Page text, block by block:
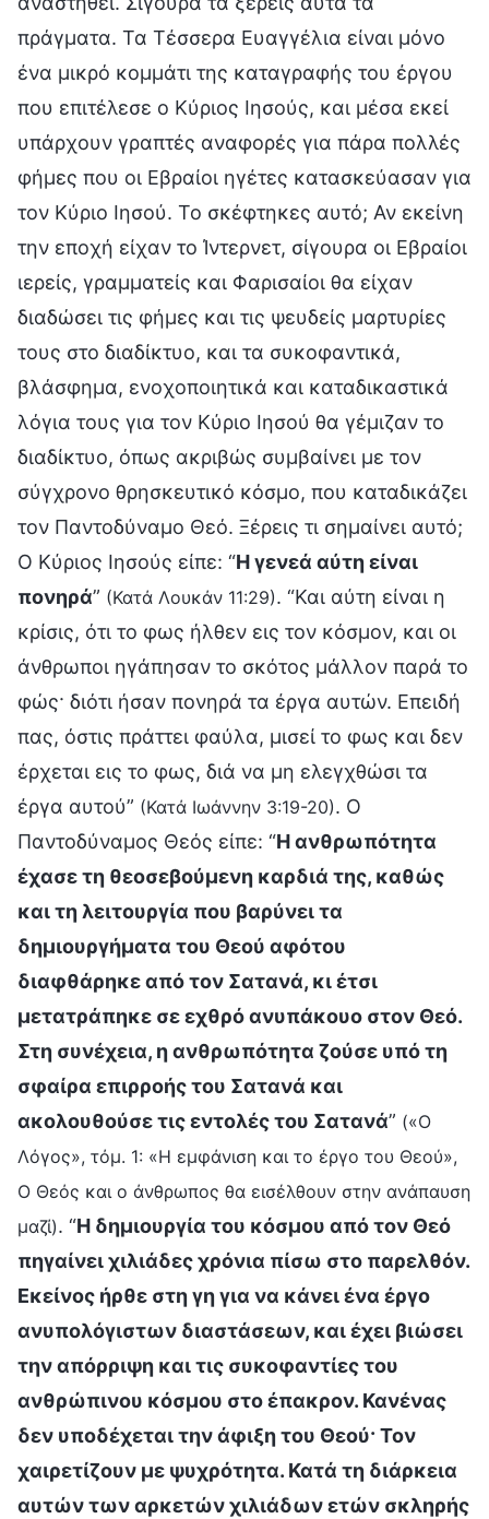
πράγματα. Τα Τέσσερα Ευαγγέλια είναι μόνο
ένα μικρό κομμάτι της καταγραφής του έργου
που επιτέλεσε ο Κύριος Ιησούς, και μέσα εκεί
υπάρχουν γραπτές αναφορές για πάρα πολλές
φήμες που οι Εβραίοι ηγέτες κατασκεύασαν για
τον Κύριο Ιησού. Το σκέφτηκες αυτό; Αν εκείνη
την εποχή είχαν το Ίντερνετ, σίγουρα οι Εβραίοι
ιερείς, γραμματείς και Φαρισαίοι θα είχαν
διαδώσει τις φήμες και τις ψευδείς μαρτυρίες
τους στο διαδίκτυο, και τα συκοφαντικά,
βλάσφημα, ενοχοποιητικά και καταδικαστικά
λόγια τους για τον Κύριο Ιησού θα γέμιζαν το
διαδίκτυο, όπως ακριβώς συμβαίνει με τον
σύγχρονο θρησκευτικό κόσμο, που καταδικάζει
τον Παντοδύναμο Θεό. Ξέρεις τι σημαίνει αυτό;
Ο Κύριος Ιησούς είπε: “Η γενεά αύτη είναι
πονηρά” (Κατά Λουκάν 11:29). “Και αύτη είναι η
κρίσις, ότι το φως ήλθεν εις τον κόσμον, και οι
άνθρωποι ηγάπησαν το σκότος μάλλον παρά το
φώς· διότι ήσαν πονηρά τα έργα αυτών. Επειδή
πας, όστις πράττει φαύλα, μισεί το φως και δεν
έρχεται εις το φως, διά να μη ελεγχθώσι τα
έργα αυτού” (Κατά Ιωάννην 3:19-20). Ο
Παντοδύναμος Θεός είπε: “Η ανθρωπότητα
έχασε τη θεοσεβούμενη καρδιά της, καθώς
και τη λειτουργία που βαρύνει τα
δημιουργήματα του Θεού αφότου
διαφθάρηκε από τον Σατανά, κι έτσι
μετατράπηκε σε εχθρό ανυπάκουο στον Θεό.
Στη συνέχεια, η ανθρωπότητα ζούσε υπό τη
σφαίρα επιρροής του Σατανά και
ακολουθούσε τις εντολές του Σατανά” («Ο
Λόγος», τόμ. 1: «Η εμφάνιση και το έργο του Θεού»,
Ο Θεός και ο άνθρωπος θα εισέλθουν στην ανάπαυση
μαζί). “Η δημιουργία του κόσμου από τον Θεό
πηγαίνει χιλιάδες χρόνια πίσω στο παρελθόν.
Εκείνος ήρθε στη γη για να κάνει ένα έργο
ανυπολόγιστων διαστάσεων, και έχει βιώσει
την απόρριψη και τις συκοφαντίες του
ανθρώπινου κόσμου στο έπακρον. Κανένας
δεν υποδέχεται την άφιξη του Θεού· Τον
χαιρετίζουν με ψυχρότητα. Κατά τη διάρκεια
αυτών των αρκετών χιλιάδων ετών σκληρής